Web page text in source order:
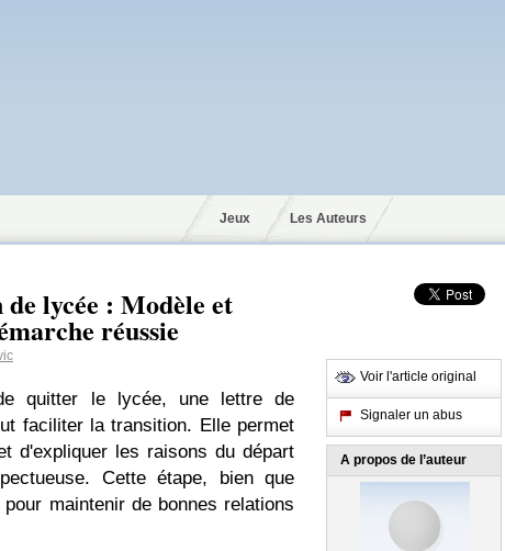
Jeux Les Auteurs
lycée : Modèle et
réussie
quitter le lycée, une lettre de
faciliter la transition. Elle permet
d'expliquer les raisons du départ
Cette étape, bien que
maintenir de bonnes relations
Voir l'article original
Signaler un abus
A propos de l’auteur